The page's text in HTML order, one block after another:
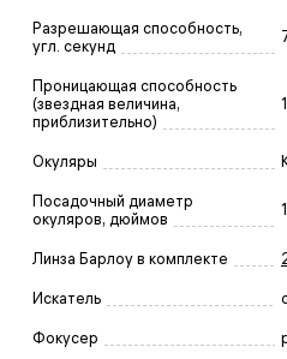
Разрешающая способность,
угл. секунд
Проницающая способность
(звездная величина,
приблизительно)
Окуляры
Посадочный диаметр
окуляров, дюймов
Линза Барлоу в комплекте
Искатель
Фокусер